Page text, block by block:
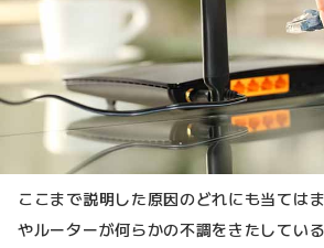
ここまで説明した原因のどれにも当ては
やルーターが何らかの不調をきたしてい